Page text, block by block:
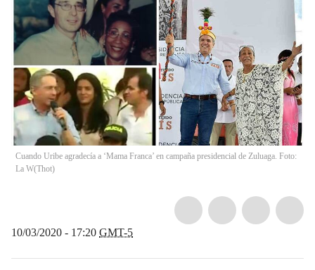
Cuando Uribe agradecía a ‘Mama Franca’ en campaña presidencial de Zuluaga. Foto:
La W(Thot)
10/03/2020 - 17:20 GMT-5